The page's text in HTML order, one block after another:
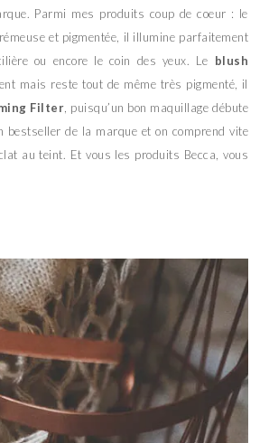
Parmi mes produits coup de coeur : le
et pigmentée, il illumine parfaitement
ou encore le coin des yeux. Le blush
mais reste tout de même très pigmenté, il
Filter , puisqu’un bon maquillage débute
de la marque et on comprend vite
au teint. Et vous les produits Becca, vous